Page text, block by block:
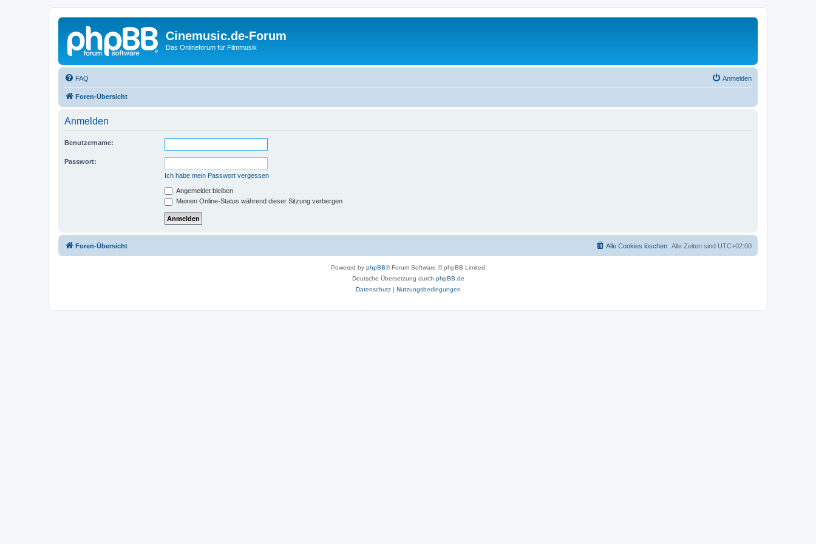
Cinemusic.de-Forum
Das Onlineforum für Filmmusik
FAQ Anmelden
Foren-Übersicht
Anmelden
Benutzername:
Passwort:
Ich habe mein Passwort vergessen
Angemeldet bleiben
Meinen Online-Status während dieser Sitzung verbergen
Foren-Übersicht Alle Zeiten sind UTC+02:00
Alle Cookies löschen
Powered by phpBB® Forum Software © phpBB Limited
Deutsche Übersetzung durch phpBB.de
Datenschutz| Nutzungsbedingungen